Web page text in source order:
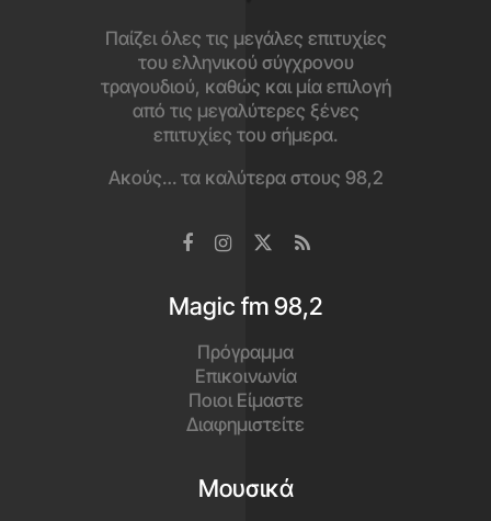
Παίζει όλες τις μεγάλες επιτυχίες
του ελληνικού σύγχρονου
τραγουδιού, καθώς και μία επιλογή
από τις μεγαλύτερες ξένες
επιτυχίες του σήμερα.
Ακούς… τα καλύτερα στους 98,2
Magic fm 98,2
Πρόγραμμα
Επικοινωνία
Ποιοι Είμαστε
Διαφημιστείτε
Μουσικά